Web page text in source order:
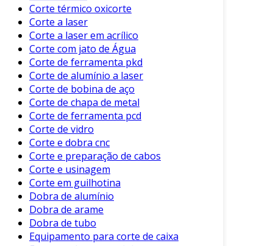
Arquitetura Exterior:
painéis e coberturas.
Essas aplicações mostram como o vidro cortado
é versátil e essencial em vários contextos.
Processos de Corte de Vidro
A execução do corte de vidro envolve várias
etapas. Cada uma é crucial para atingir um
resultado final de qualidade. Os passos
principais consistem em:
Planejamento:Definir medidas e design
necessários.
Preparação do Vidro:
verificação da peça a ser cortada.
Corte térmico oxicorte
Corte a laser
Corte a laser em acrílico
Corte com jato de Água
Corte de ferramenta pkd
Corte de alumínio a laser
Corte de bobina de aço
Corte de chapa de metal
Corte de ferramenta pcd
Corte de vidro
Corte e dobra cnc
Corte e preparação de cabos
Corte e usinagem
Corte em guilhotina
Dobra de alumínio
Dobra de arame
Dobra de tubo
Equipamento para corte de caixa